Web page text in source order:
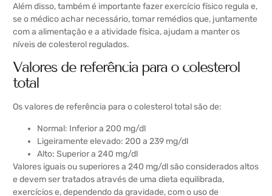
Além disso, também é importante fazer exercício físico regula e,
se o médico achar necessário, tomar remédios que, juntamente
com a alimentação e a atividade física, ajudam a manter os
níveis de colesterol regulados.
Valores de referência para o colesterol
total
Os valores de referência para o colesterol total são de:
Normal: Inferior a 200 mg/dl
Ligeiramente elevado: 200 a 239 mg/dl
Alto: Superior a 240 mg/dl
Valores iguais ou superiores a 240 mg/dl são considerados altos
e devem ser tratados através de uma dieta equilibrada,
exercícios e, dependendo da gravidade, com o uso de